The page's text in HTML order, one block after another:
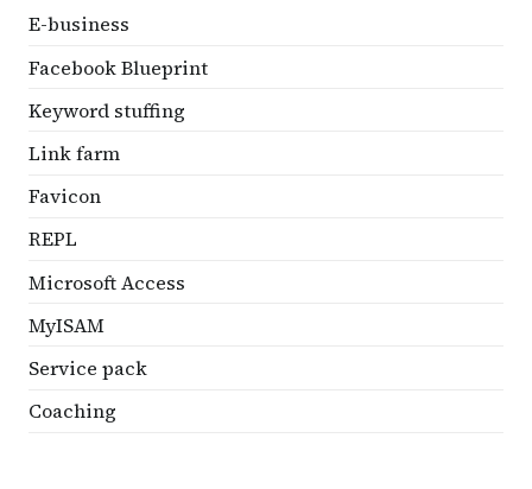
E-business
Facebook Blueprint
Keyword stuffing
Link farm
Favicon
REPL
Microsoft Access
MyISAM
Service pack
Coaching